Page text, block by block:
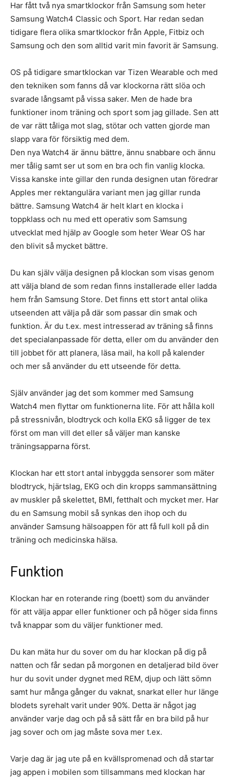
Har fått två nya smartklockor från Samsung som heter
Samsung Watch4 Classic och Sport. Har redan sedan
tidigare flera olika smartklockor från Apple, Fitbiz och
Samsung och den som alltid varit min favorit är Samsung.
OS på tidigare smartklockan var Tizen Wearable och med
den tekniken som fanns då var klockorna rätt slöa och
svarade långsamt på vissa saker. Men de hade bra
funktioner inom träning och sport som jag gillade. Sen att
de var rätt tåliga mot slag, stötar och vatten gjorde man
slapp vara för försiktig med dem.
Den nya Watch4 är ännu bättre, ännu snabbare och ännu
mer tålig samt ser ut som en bra och fin vanlig klocka.
Vissa kanske inte gillar den runda designen utan föredrar
Apples mer rektangulära variant men jag gillar runda
bättre. Samsung Watch4 är helt klart en klocka i
toppklass och nu med ett operativ som Samsung
utvecklat med hjälp av Google som heter Wear OS har
den blivit så mycket bättre.
Du kan själv välja designen på klockan som visas genom
att välja bland de som redan finns installerade eller ladda
hem från Samsung Store. Det finns ett stort antal olika
utseenden att välja på där som passar din smak och
funktion. Är du t.ex. mest intresserad av träning så finns
det specialanpassade för detta, eller om du använder den
till jobbet för att planera, läsa mail, ha koll på kalender
och mer så använder du ett utseende för detta.
Själv använder jag det som kommer med Samsung
Watch4 men flyttar om funktionerna lite. För att hålla koll
på stressnivån, blodtryck och kolla EKG så ligger de tex
först om man vill det eller så väljer man kanske
träningsapparna först.
Klockan har ett stort antal inbyggda sensorer som mäter
blodtryck, hjärtslag, EKG och din kropps sammansättning
av muskler på skelettet, BMI, fetthalt och mycket mer. Har
du en Samsung mobil så synkas den ihop och du
använder Samsung hälsoappen för att få full koll på din
träning och medicinska hälsa.
Funktion
Klockan har en roterande ring (boett) som du använder
för att välja appar eller funktioner och på höger sida finns
två knappar som du väljer funktioner med.
Du kan mäta hur du sover om du har klockan på dig på
natten och får sedan på morgonen en detaljerad bild över
hur du sovit under dygnet med REM, djup och lätt sömn
samt hur många gånger du vaknat, snarkat eller hur länge
blodets syrehalt varit under 90%. Detta är något jag
använder varje dag och på så sätt får en bra bild på hur
jag sover och om jag måste sova mer t.ex.
Varje dag är jag ute på en kvällspromenad och då startar
jag appen i mobilen som tillsammans med klockan har